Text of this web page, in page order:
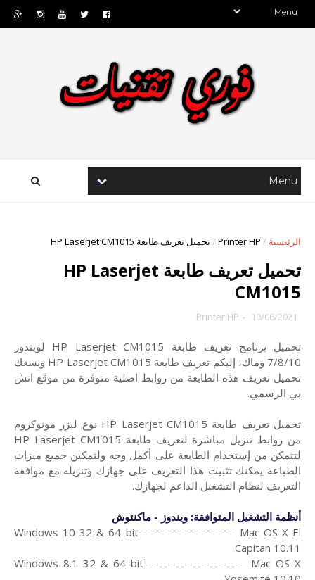
الرئيسية /
Printer HP
/تحميل تعريف طابعة HP Laserjet CM1015
تحميل تعريف طابعة HP Laserjet
CM1015
10/06/2021
-
Printer HP
تحميل برنامج تعريف طابعة HP Laserjet CM1015 لويندوز
7/8/10 وماك،
إليكم تعريف طابعة HP Laserjet CM1015 ويسعك
تحميل تعريف هذه الطابعة من روابط اصلية متوفرة من موقع اتش
بي الرسمي.
تحميل تعريف طابعة HP Laserjet CM1015 نوع ليزر مونوكروم
من روابط تنزيل مباشرة لتعريف طابعة HP Laserjet CM1015
لتتمكن من إستخدام الطابعة على أكمل وجه ولتمكين جميع ميزات
الطباعة يمكنك تثبيت هذا التعريف على جهازك وتنزيله مع موافقة
التعريف لنظام التشغيل الداعم لجهازك.
أنظمة التشغيل المتوافقة: ويندوز - ماكنتوش
Windows 10 32 & 64 bit ---------------------- Mac OS X El
Capitan 10.11
Windows 8.1 32 & 64 bit ---------------------- Mac OS X